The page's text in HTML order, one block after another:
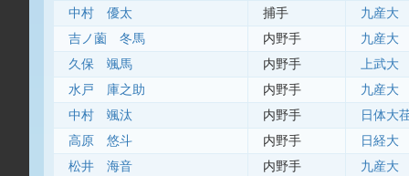
中村 優太 捕手
九産大
吉ノ薗 冬馬
内野手
九産大
久保 颯馬
内野手
上武大
水戸 庫之助
内野手
九産大
中村 颯汰
内野手
日体大
高原 悠斗
内野手
日経大
松井 海音
内野手
九産大